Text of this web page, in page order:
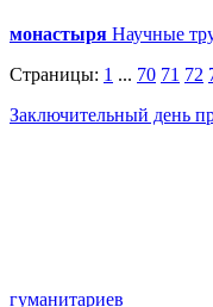
монастыря Научные
Страницы: 1 ... 70 71 72
Заключительный день
гуманитариев